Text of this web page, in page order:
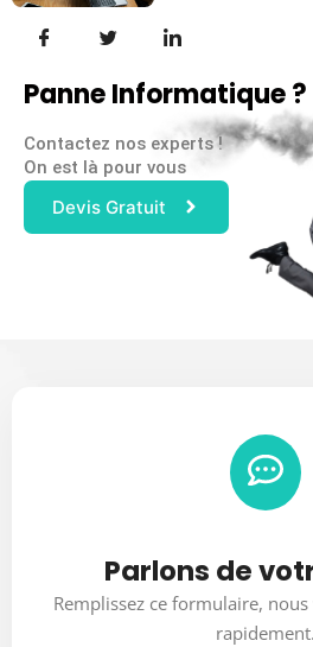
Panne Informatique ?
Contactez nos experts !
On est là pour vous
Devis Gratuit
Parlons de
Remplissez ce formulaire,
rapidement.